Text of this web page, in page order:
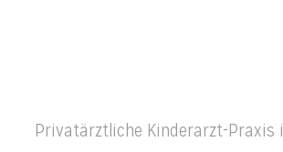
Privatärztliche Kinderarzt-Praxis